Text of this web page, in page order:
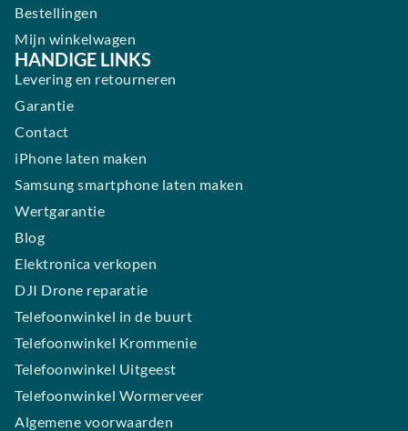
Bestellingen
Mijn winkelwagen
HANDIGE LINKS
Levering en retourneren
Garantie
Contact
iPhone laten maken
Samsung smartphone laten maken
Wertgarantie
Blog
Elektronica verkopen
DJI Drone reparatie
Telefoonwinkel in de buurt
Telefoonwinkel Krommenie
Telefoonwinkel Uitgeest
Telefoonwinkel Wormerveer
Algemene voorwaarden